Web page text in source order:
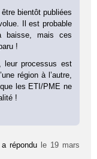
être bientôt publiées
Il est probable
baisse, mais ces
!
leur processus est
région à l’autre,
les ETI/PME ne
!
a répondu le 19 mars